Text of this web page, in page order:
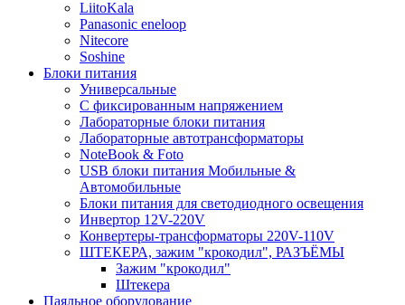
LiitoKala
Panasonic eneloop
Nitecore
Soshine
Блоки питания
Универсальные
C фиксированным напряжением
Лабораторные блоки питания
Лабораторные автотрансформаторы
NoteBook & Foto
USB блоки питания Мобильные &
Автомобильные
Блоки питания для светодиодного освещения
Инвертор 12V-220V
Конвертеры-трансформаторы 220V-110V
ШТЕКЕРА, зажим "крокодил", РАЗЪЁМЫ
Зажим "крокодил"
Штекера
Паяльное оборудование